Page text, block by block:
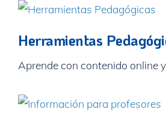
Herramientas
Aprende con contenido online